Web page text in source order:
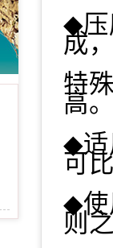
◆
成
特
高
◆
可
◆
则